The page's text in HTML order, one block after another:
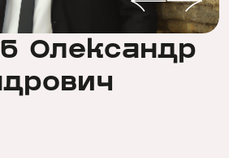
Олександр